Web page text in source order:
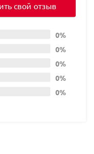
0%
0%
0%
0%
0%
свой отзыв